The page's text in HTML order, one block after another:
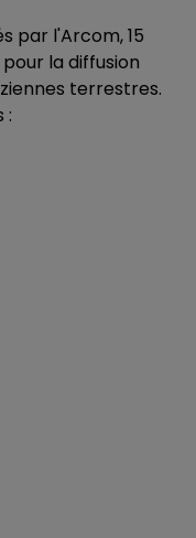
par l'Arcom, 15
la diffusion
terrestres.
: